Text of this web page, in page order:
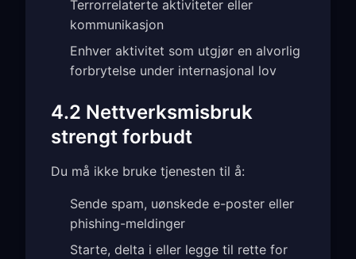
Terrorrelaterte aktiviteter eller
kommunikasjon
Enhver aktivitet som utgjør en alvorlig
forbrytelse under internasjonal lov
4.2 Nettverksmisbruk
strengt forbudt
Du må ikke bruke tjenesten til å:
Sende spam, uønskede e-poster eller
phishing-meldinger
Starte, delta i eller legge til rette for